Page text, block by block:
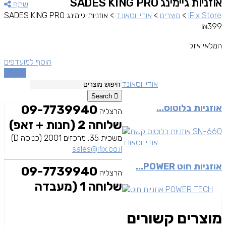
שתף
iFix Store
> מוצרים > אודיו וסאונד > אוזניות גיימינג SADES KING PRO
₪399
המלאי אזל
הוסף למועדפים
אודיו וסאונד
אוזניות בלוטוס...
אודיו וסאונד
אוזניות חוט POWER...
מוצרים קשורים
Search
הרצליה 09-7739940
שלוחה 2 (חנות + זאפ)
משכית 35, מרכזים 2001 (כניסה D)
sales@ifix.co.il
הרצליה 09-7739940
שלוחה 1 (מעבדה